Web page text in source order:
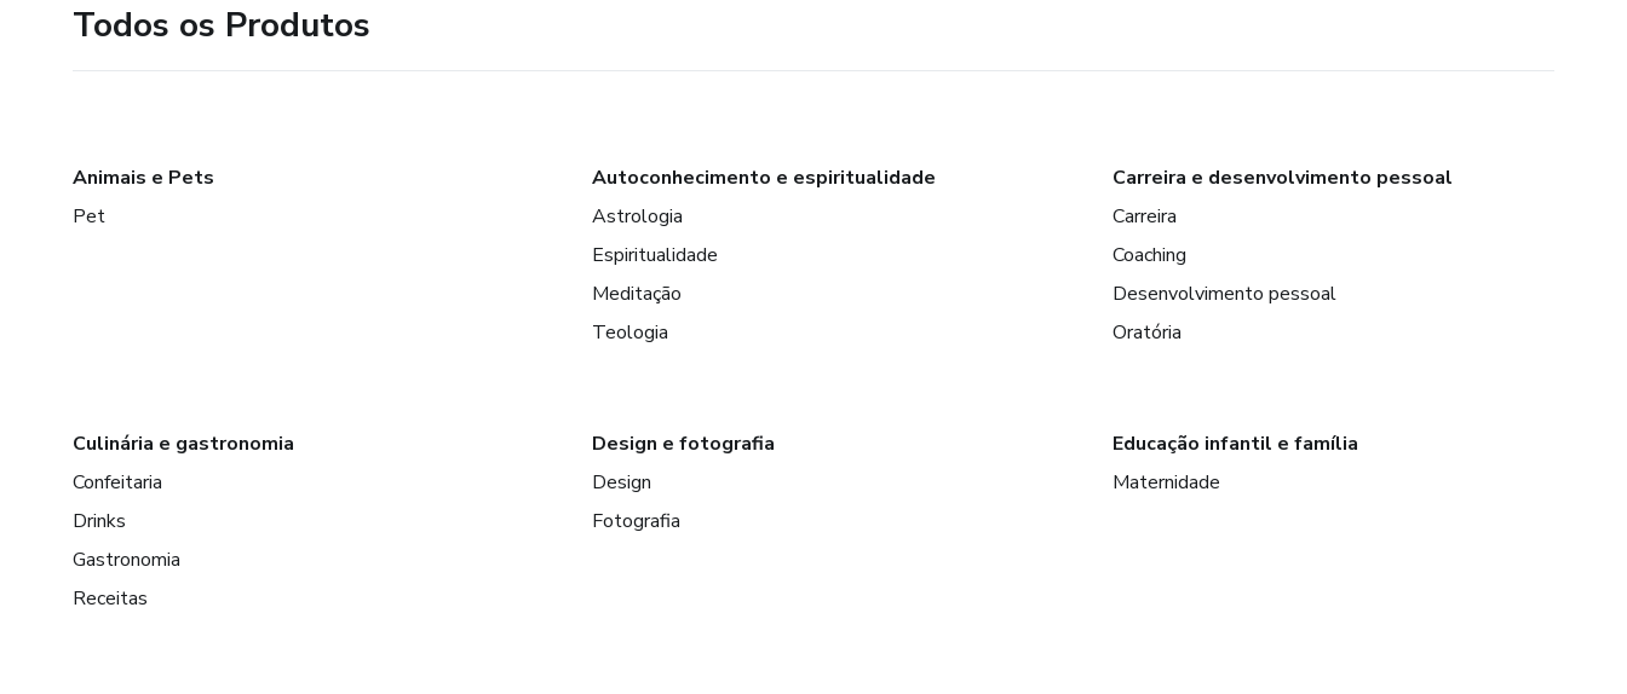
Todos os Produtos
Animais e Pets
Pet
Autoconhecimento e espiritualidade
Astrologia
Espiritualidade
Meditação
Teologia
Carreira e desenvolvimento pessoal
Carreira
Coaching
Desenvolvimento pessoal
Oratória
Culinária e gastronomia
Confeitaria
Drinks
Gastronomia
Receitas
Design e fotografia
Design
Fotografia
Educação infantil e família
Maternidade